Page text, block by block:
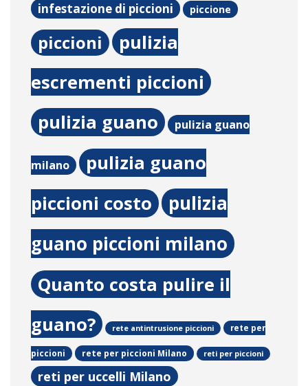
infestazione di piccioni piccione
piccioni
pulizia
escrementi piccioni
pulizia guano pulizia guano
milano
pulizia guano
piccioni costo
pulizia
guano piccioni milano
Quanto costa pulire il
guano?
rete antintrusione piccioni rete per
piccioni rete per piccioni Milano reti per piccioni
reti per uccelli Milano